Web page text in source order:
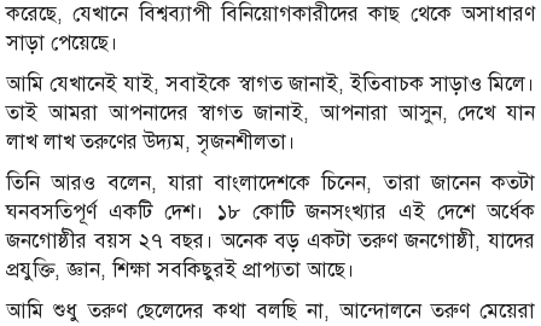
করেছে, যেখানে বিশ্বব্যাপী বিনিয়োগকারীদের কাছ থেকে অসাধারণ
সাড়া পেয়েছে।
আমি যেখানেই যাই, সবাইকে স্বাগত জানাই, ইতিবাচক সাড়াও মিলে।
তাই আমরা আপনাদের স্বাগত জানাই, আপনারা আসুন, দেখে যান
লাখ লাখ তরুণের উদ্যম, সৃজনশীলতা।
তিনি আরও বলেন, যারা বাংলাদেশকে চিনেন, তারা জানেন কতটা
ঘনবসতিপূর্ণ একটি দেশ। ১৮ কোটি জনসংখ্যার এই দেশে অর্ধেক
জনগোষ্ঠীর বয়স ২৭ বছর। অনেক বড় একটা তরুণ জনগোষ্ঠী, যাদের
প্রযুক্তি, জ্ঞান, শিক্ষা সবকিছুরই প্রাপ্যতা আছে।
আমি শুধু তরুণ ছেলেদের কথা বলছি না, আন্দোলনে তরুণ মেয়েরা